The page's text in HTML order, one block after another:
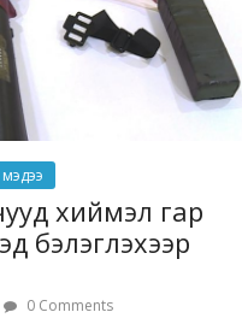
хиймэл гар
бэлэглэхээр
0 Comments